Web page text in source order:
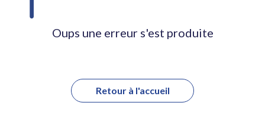
Oups une erreur s'est produite
Retour à l'accueil